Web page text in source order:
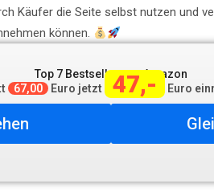
Käufer die Seite selbst nutzen und
können.
Top 7 Bestseller von Amazon
67,00 Euro jetzt 47,- Euro